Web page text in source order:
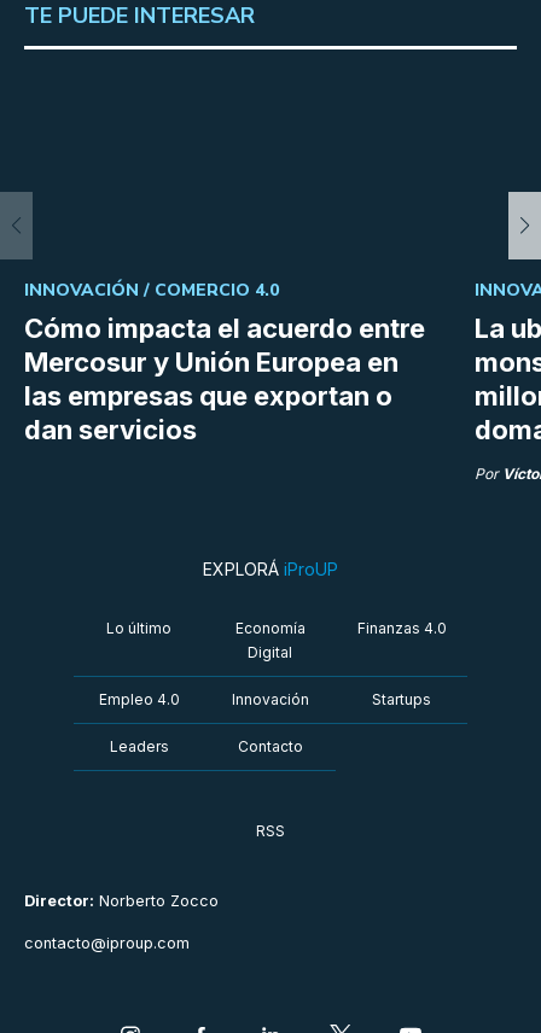
TE PUEDE INTERESAR
Cómo impacta el acuerdo entre
Mercosur y Unión Europea en
las empresas que exportan o
dan servicios
INNOVACIÓN / COMERCIO 4.0
La
Por
Director: Norberto Zocco
contacto@iproup.com
EXPLORÁ iProUP
Lo último
Economía
Digital
Finanzas 4.0
Empleo 4.0 Innovación Startups
Leaders Contacto
RSS